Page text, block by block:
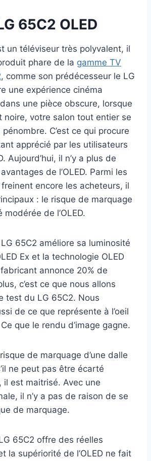
65C2 OLED
un téléviseur très polyvalent, il
phare de la gamme TV
, comme son prédécesseur le LG
une expérience cinéma
une pièce obscure, lorsque
noire, votre salon tout entier se
C’est ce qui procure
apprécié par les utilisateurs
Aujourd’hui, il n’y a plus de
de l’OLED. Parmi les
encore les acheteurs, il
: le risque de marquage
de l’OLED.
65C2 améliore sa luminosité
Ex et la technologie OLED
annonce 20% de
c’est ce que nous allons
test du LG 65C2. Nous
de ce que représente à l’oeil
que le rendu d’image gagne.
de marquage d’une dalle
ne peut pas être écarté
il est maitrisé. Avec une
il n’y a pas de raison de se
de marquage.
65C2 offre des réelles
la supériorité de l’OLED ne fait